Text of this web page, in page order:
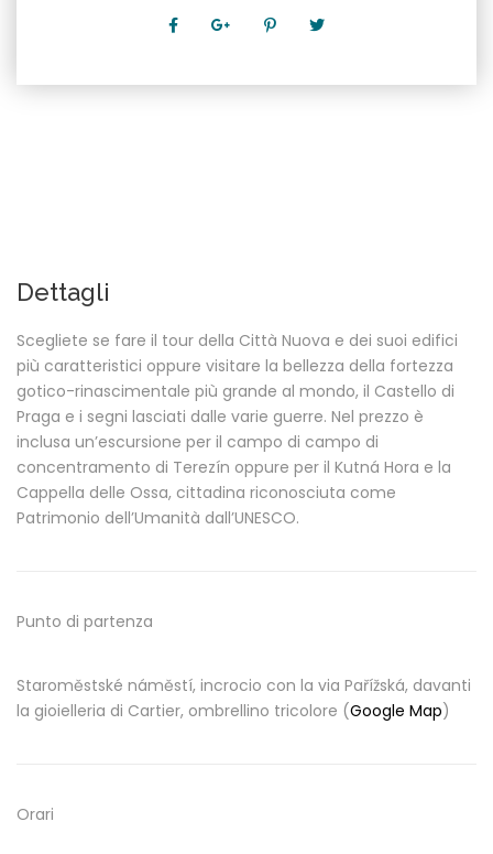
Dettagli
Scegliete se fare il tour della Città Nuova e dei suoi edifici
più caratteristici oppure visitare la bellezza della fortezza
gotico-rinascimentale più grande al mondo, il Castello di
Praga e i segni lasciati dalle varie guerre. Nel prezzo è
inclusa un’escursione per il campo di campo di
concentramento di Terezín oppure per il Kutná Hora e la
Cappella delle Ossa, cittadina riconosciuta come
Patrimonio dell’Umanità dall’UNESCO.
Punto di partenza
Staroměstské náměstí, incrocio con la via Pařížská, davanti
la gioielleria di Cartier, ombrellino tricolore (Google Map)
Orari